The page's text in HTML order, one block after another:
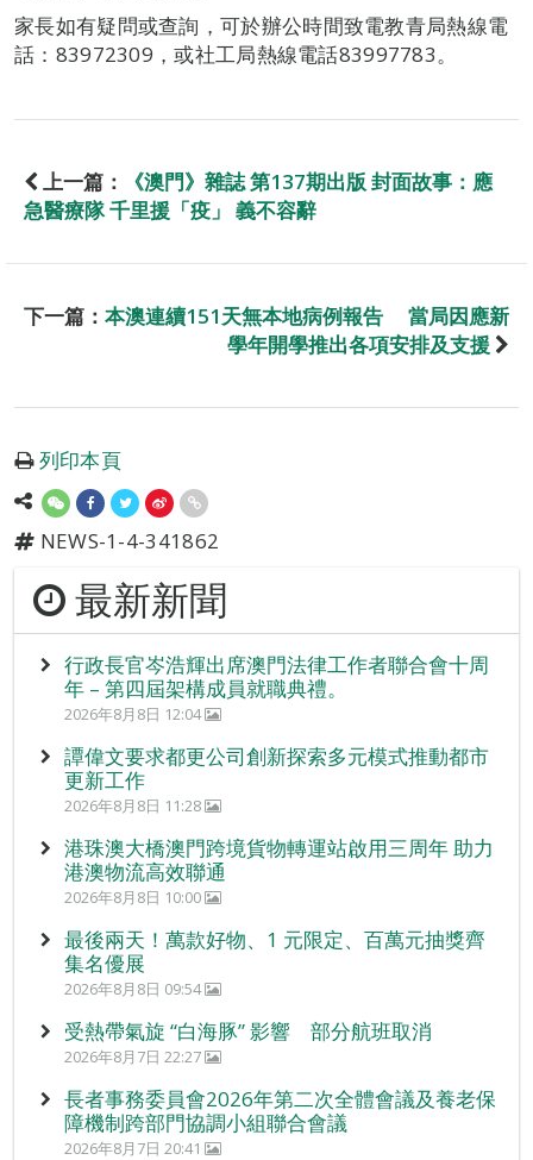
家長如有疑問或查詢，可於辦公時間致電教青局熱線電
話：83972309，或社工局熱線電話83997783。
上一篇：
《澳門》雜誌 第137期出版 封面故事：應
急醫療隊 千里援「疫」 義不容辭
下一篇： 本澳連續151天無本地病例報告 當局因應新
學年開學推出各項安排及支援
列印本頁
NEWS-1-4-341862
最新新聞
行政長官岑浩輝出席澳門法律工作者聯合會十周
年 – 第四屆架構成員就職典禮。
2026年8月8日 12:04
譚偉文要求都更公司創新探索多元模式推動都市
更新工作
2026年8月8日 11:28
港珠澳大橋澳門跨境貨物轉運站啟用三周年 助力
港澳物流高效聯通
2026年8月8日 10:00
最後兩天！萬款好物、1 元限定、百萬元抽獎齊
集名優展
2026年8月8日 09:54
受熱帶氣旋 “白海豚” 影響 部分航班取消
2026年8月7日 22:27
長者事務委員會2026年第二次全體會議及養老保
障機制跨部門協調小組聯合會議
2026年8月7日 20:41